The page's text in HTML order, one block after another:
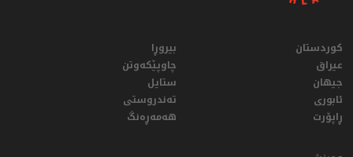
کوردستان
عيراق
جیهان
ئابوری
ڕاپۆرت
بیروڕا
چاوپێکەوتن
ستایل
تەندروستی
هەمەڕەنگ